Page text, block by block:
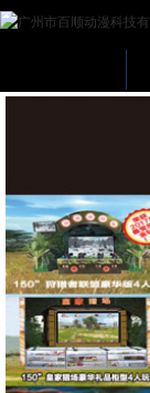
网站首页